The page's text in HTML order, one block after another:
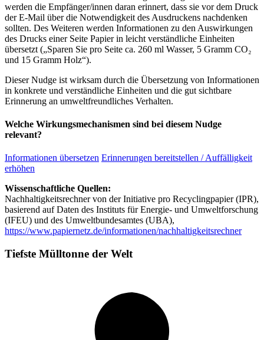
werden die Empfänger/innen daran erinnert, dass sie vor dem Druck
der E-Mail über die Notwendigkeit des Ausdruckens nachdenken
sollten. Des Weiteren werden Informationen zu den Auswirkungen
des Drucks einer Seite Papier in leicht verständliche Einheiten
übersetzt („Sparen Sie pro Seite ca. 260 ml Wasser, 5 Gramm CO₂
und 15 Gramm Holz“).
Dieser Nudge ist wirksam durch die Übersetzung von Informationen
in konkrete und verständliche Einheiten und die gut sichtbare
Erinnerung an umweltfreundliches Verhalten.
Welche Wirkungsmechanismen sind bei diesem Nudge
relevant?
Informationen übersetzen Erinnerungen bereitstellen / Auffälligkeit
erhöhen
Wissenschaftliche Quellen:
Nachhaltigkeitsrechner von der Initiative pro Recyclingpapier (IPR),
basierend auf Daten des Instituts für Energie- und Umweltforschung
(IFEU) und des Umweltbundesamtes (UBA),
https://www.papiernetz.de/informationen/nachhaltigkeitsrechner
Tiefste Mülltonne der Welt